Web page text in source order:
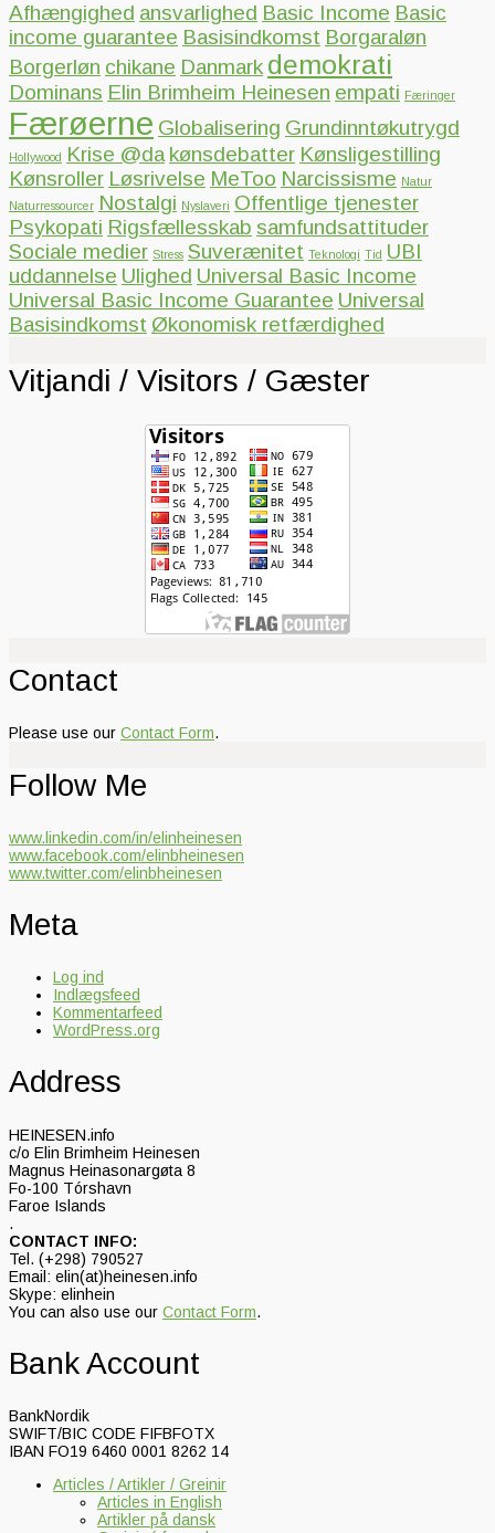
Afhængighed ansvarlighed Basic Income Basic
income guarantee Basisindkomst Borgaraløn
Borgerløn chikane Danmark demokrati
Dominans Elin Brimheim Heinesen empati Færinger
Færøerne Globalisering Grundinntøkutrygd
Hollywood Krise @da kønsdebatter Kønsligestilling
Kønsroller Løsrivelse MeToo Narcissisme Natur
Naturressourcer Nostalgi Nyslaveri Offentlige tjenester
Psykopati Rigsfællesskab samfundsattituder
Sociale medier Stress Suverænitet Teknologi Tid UBI
uddannelse Ulighed Universal Basic Income
Universal Basic Income Guarantee Universal
Basisindkomst Økonomisk retfærdighed
Vitjandi / Visitors / Gæster
Contact
Please use our Contact Form.
Follow Me
www.linkedin.com/in/elinheinesen
www.facebook.com/elinbheinesen
www.twitter.com/elinbheinesen
Meta
Log ind
Indlægsfeed
Kommentarfeed
WordPress.org
Address
HEINESEN.info
c/o Elin Brimheim Heinesen
Magnus Heinasonargøta 8
Fo-100 Tórshavn
Faroe Islands
.
CONTACT INFO:
Tel. (+298) 790527
Email: elin(at)heinesen.info
Skype: elinhein
You can also use our Contact Form.
Bank Account
BankNordik
SWIFT/BIC CODE FIFBFOTX
IBAN FO19 6460 0001 8262 14
Articles / Artikler / Greinir
Articles in English
Artikler på dansk